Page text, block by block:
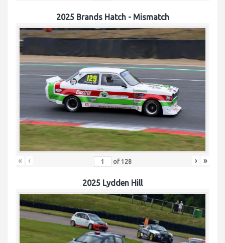
2025 Brands Hatch - Mismatch
« ‹ of 128 › »
2025 Lydden Hill